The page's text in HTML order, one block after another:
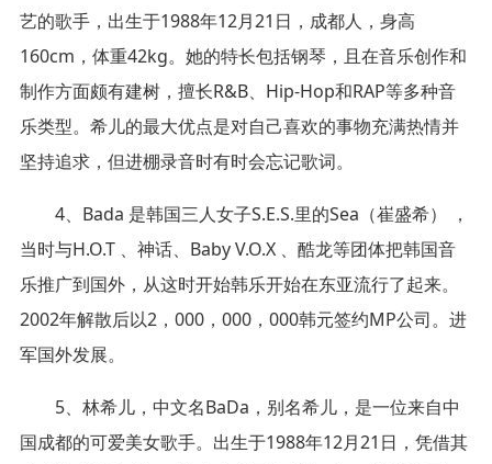
艺的歌手，出生于1988年12月21日，成都人，身高
160cm，体重42kg。她的特长包括钢琴，且在音乐创作和
制作方面颇有建树，擅长R&B、Hip-Hop和RAP等多种音
乐类型。希儿的最大优点是对自己喜欢的事物充满热情并
坚持追求，但进棚录音时有时会忘记歌词。
4、Bada 是韩国三人女子S.E.S.里的Sea（崔盛希） ，
当时与H.O.T 、神话、Baby V.O.X 、酷龙等团体把韩国音
乐推广到国外，从这时开始韩乐开始在东亚流行了起来。
2002年解散后以2，000，000，000韩元签约MP公司。进
军国外发展。
5、林希儿，中文名BaDa，别名希儿，是一位来自中
国成都的可爱美女歌手。出生于1988年12月21日，凭借其